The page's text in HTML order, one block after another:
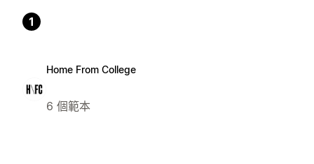
1
Home From College
6 個範本